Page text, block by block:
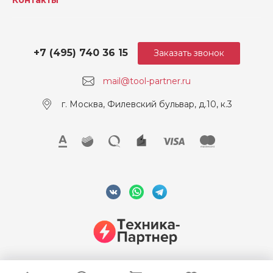
mail@tool-partner.ru
+7 (495) 740 36 15
г. Москва, Филевский бульвар, д.10, к.3
Заказать звонок
© 2026 ООО "Техника-Партнер", ИНН 7715962922, Все права